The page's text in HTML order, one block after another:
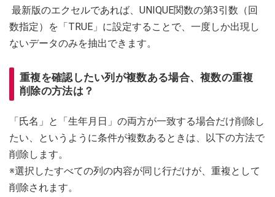
最新版のエクセルであれば、UNIQUE関数の第3引数（回
数指定）を「TRUE」に設定することで、一度しか出現し
ないデータのみを抽出できます。
重複を確認したい列が複数ある場合、複数の重複
削除の方法は？
「氏名」と「生年月日」の両方が一致する場合だけ削除し
たい、というように条件が複数あるときは、以下の方法で
削除します。
※選択したすべての列の内容が同じ行だけが、重複として
削除されます。